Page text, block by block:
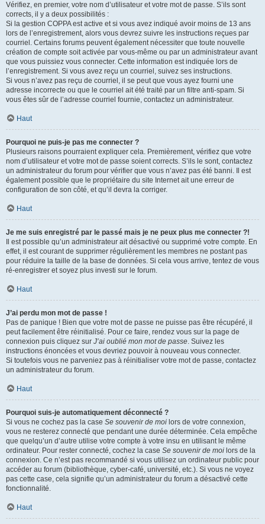
Vérifiez, en premier, votre nom d’utilisateur et votre mot de passe. S’ils sont
corrects, il y a deux possibilités :
Si la gestion COPPA est active et si vous avez indiqué avoir moins de 13 ans
lors de l’enregistrement, alors vous devrez suivre les instructions reçues par
courriel. Certains forums peuvent également nécessiter que toute nouvelle
création de compte soit activée par vous-même ou par un administrateur avant
que vous puissiez vous connecter. Cette information est indiquée lors de
l’enregistrement. Si vous avez reçu un courriel, suivez ses instructions.
Si vous n’avez pas reçu de courriel, il se peut que vous ayez fourni une
adresse incorrecte ou que le courriel ait été traité par un filtre anti-spam. Si
vous êtes sûr de l’adresse courriel fournie, contactez un administrateur.
Haut
Pourquoi ne puis-je pas me connecter ?
Plusieurs raisons pourraient expliquer cela. Premièrement, vérifiez que votre
nom d’utilisateur et votre mot de passe soient corrects. S’ils le sont, contactez
un administrateur du forum pour vérifier que vous n’avez pas été banni. Il est
également possible que le propriétaire du site Internet ait une erreur de
configuration de son côté, et qu’il devra la corriger.
Haut
Je me suis enregistré par le passé mais je ne peux plus me connecter ?!
Il est possible qu’un administrateur ait désactivé ou supprimé votre compte. En
effet, il est courant de supprimer régulièrement les membres ne postant pas
pour réduire la taille de la base de données. Si cela vous arrive, tentez de vous
ré-enregistrer et soyez plus investi sur le forum.
Haut
J’ai perdu mon mot de passe !
Pas de panique ! Bien que votre mot de passe ne puisse pas être récupéré, il
peut facilement être réinitialisé. Pour ce faire, rendez vous sur la page de
connexion puis cliquez sur J’ai oublié mon mot de passe. Suivez les
instructions énoncées et vous devriez pouvoir à nouveau vous connecter.
Si toutefois vous ne parveniez pas à réinitialiser votre mot de passe, contactez
un administrateur du forum.
Haut
Pourquoi suis-je automatiquement déconnecté ?
Si vous ne cochez pas la case Se souvenir de moi lors de votre connexion,
vous ne resterez connecté que pendant une durée déterminée. Cela empêche
que quelqu’un d’autre utilise votre compte à votre insu en utilisant le même
ordinateur. Pour rester connecté, cochez la case Se souvenir de moi lors de la
connexion. Ce n’est pas recommandé si vous utilisez un ordinateur public pour
accéder au forum (bibliothèque, cyber-café, université, etc.). Si vous ne voyez
pas cette case, cela signifie qu’un administrateur du forum a désactivé cette
fonctionnalité.
Haut